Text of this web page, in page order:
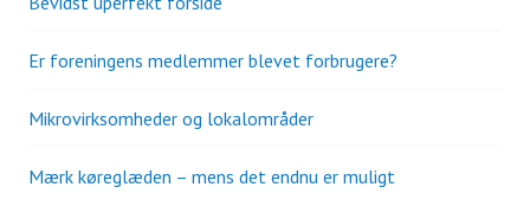
Er foreningens medlemmer blevet forbrugere?
Mikrovirksomheder og lokalområder
Mærk køreglæden – mens det endnu er muligt